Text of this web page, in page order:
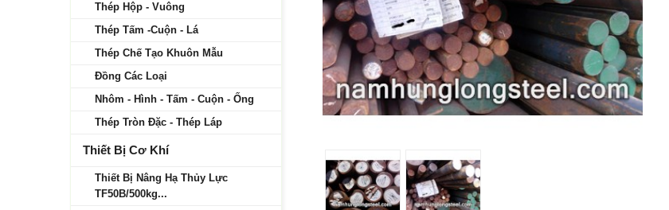
Thép Hộp - Vuông
Thép Tấm -Cuộn - Lá
Thép Chế Tạo Khuôn Mẫu
Đồng Các Loại
Nhôm - Hình - Tấm - Cuộn - Ống
Thép Tròn Đặc - Thép Láp
Thiết Bị Cơ Khí
Thiết Bị Nâng Hạ Thủy Lực
TF50B/500kg...